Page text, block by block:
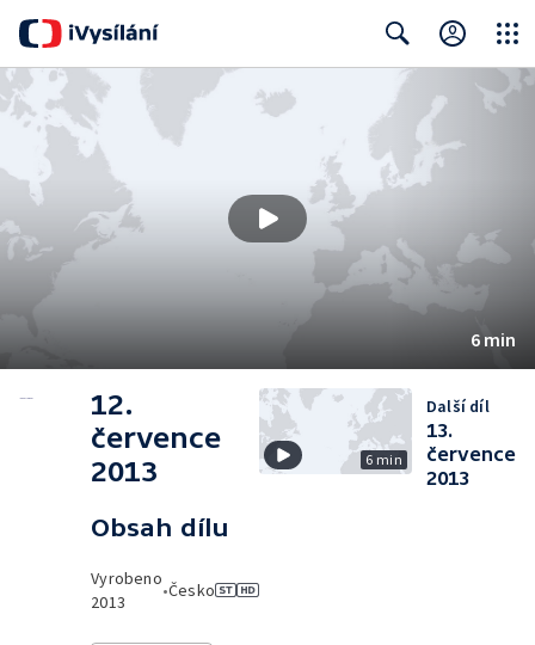
Search
6 min
12.
července
2013
Obsah dílu
Vyrobeno
2013
•Česko
6 min
Další díl
13.
července
2013